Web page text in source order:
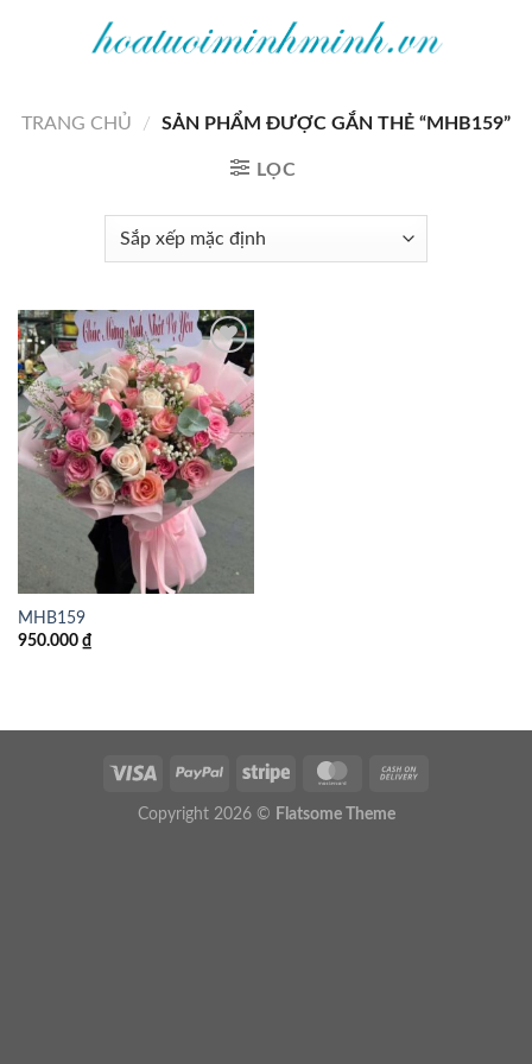
TRANG CHỦ
/ SẢN PHẨM ĐƯỢC GẮN THẺ “MHB159”
LỌC
Add to
wishlist
MHB159
950.000 ₫
Copyright 2026 © Flatsome Theme